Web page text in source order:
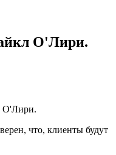
О'Лири.
О'Лири.
что, клиенты будут